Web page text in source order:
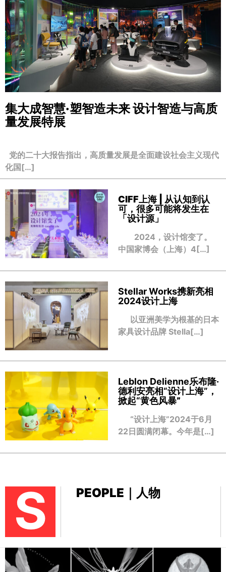
集大成智慧·塑智造未来设计智造与高质
量发展特展
党的二十大报告指出，高质量发展是全面建设社会主义现代
化国[…]
CIFF上海 | 从认知到认
可，很多可能将发生在
「设计源」
2024，设计馆变了。
中国家博会（上海）4[…]
Stellar Works携新亮相
2024设计上海
以亚洲美学为根基的日本
家具设计品牌 Stella[…]
Leblon Delienne乐布隆·
德利安亮相“设计上海”，
掀起“黄色风暴”
“设计上海”2024于6月
22日圆满闭幕。今年是[…]
S PEOPLE｜人物